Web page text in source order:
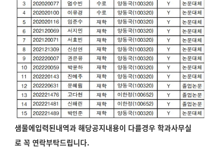
샘물에입력된내역과해당공지내용이 다를경우학과사무실
로꼭 연락부탁드립니다.